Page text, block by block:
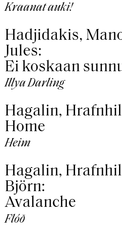
Kraanat auki!
Hadjidakis,
Jules:
Ei koskaan
Illya Darling
Hagalin,
Home
Heim
Hagalin,
Björn:
Avalanche
Flóð